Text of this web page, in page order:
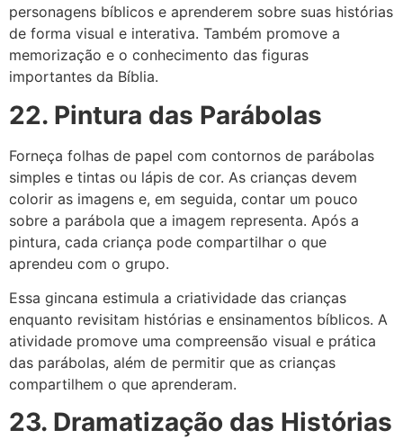
personagens bíblicos e aprenderem sobre suas histórias
de forma visual e interativa. Também promove a
memorização e o conhecimento das figuras
importantes da Bíblia.
22. Pintura das Parábolas
Forneça folhas de papel com contornos de parábolas
simples e tintas ou lápis de cor. As crianças devem
colorir as imagens e, em seguida, contar um pouco
sobre a parábola que a imagem representa. Após a
pintura, cada criança pode compartilhar o que
aprendeu com o grupo.
Essa gincana estimula a criatividade das crianças
enquanto revisitam histórias e ensinamentos bíblicos. A
atividade promove uma compreensão visual e prática
das parábolas, além de permitir que as crianças
compartilhem o que aprenderam.
23. Dramatização das Histórias